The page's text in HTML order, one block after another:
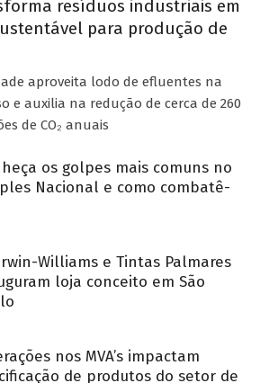
resíduos industriais em
para produção de
aproveita lodo de efluentes na
e auxilia na redução de cerca de 260
de CO₂ anuais
os golpes mais comuns no
Nacional e como combatê-
Williams e Tintas Palmares
loja conceito em São
nos MVA’s impactam
de produtos do setor de